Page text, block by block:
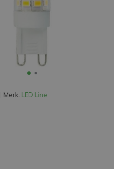
Merk: LED Line